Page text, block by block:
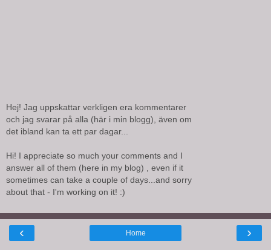
Hej! Jag uppskattar verkligen era kommentarer
och jag svarar på alla (här i min blogg), även om
det ibland kan ta ett par dagar...
Hi! I appreciate so much your comments and I
answer all of them (here in my blog) , even if it
sometimes can take a couple of days...and sorry
about that - I'm working on it! :)
‹ ›
Home